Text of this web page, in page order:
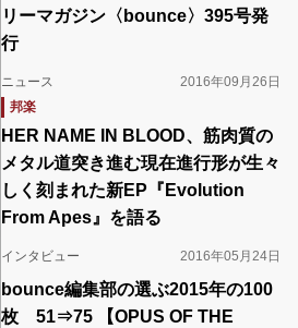
リーマガジン〈bounce〉395号発
行
ニュース
2016年09月26日
邦楽
HER NAME IN BLOOD、筋肉質の
メタル道突き進む現在進行形が生々
しく刻まれた新EP『Evolution
From Apes』を語る
インタビュー 2016年05月24日
bounce編集部の選ぶ2015年の100
枚 51⇒75 【OPUS OF THE